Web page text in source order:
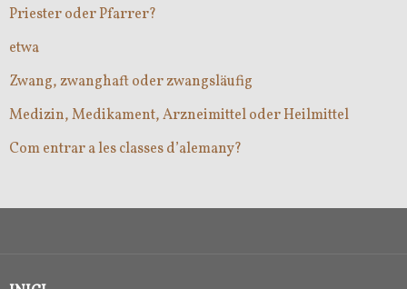
Priester oder Pfarrer?
etwa
Zwang, zwanghaft oder zwangsläufig
Medizin, Medikament, Arzneimittel oder Heilmittel
Com entrar a les classes d’alemany?